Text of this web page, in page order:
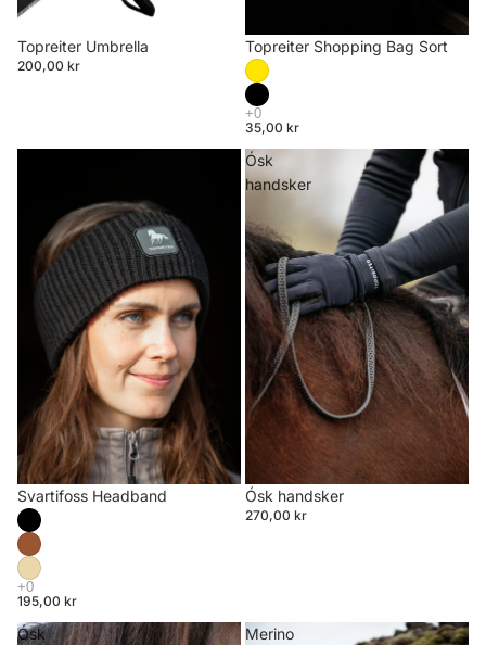
Topreiter Umbrella
200,00 kr
Topreiter Shopping Bag Sort
35,00 kr
Svartifoss Headband
195,00 kr
Ósk
handsker
Ósk handsker
270,00 kr
Ósk
Merino